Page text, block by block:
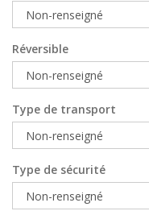
Réversible
Type de transport
Type de sécurité